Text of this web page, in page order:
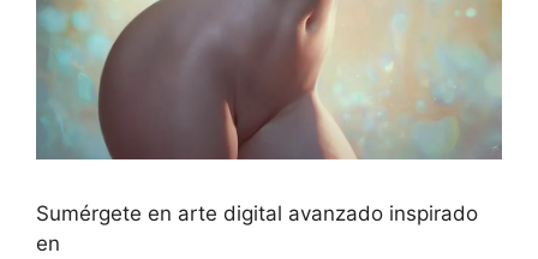
Sumérgete en arte digital avanzado inspirado
en